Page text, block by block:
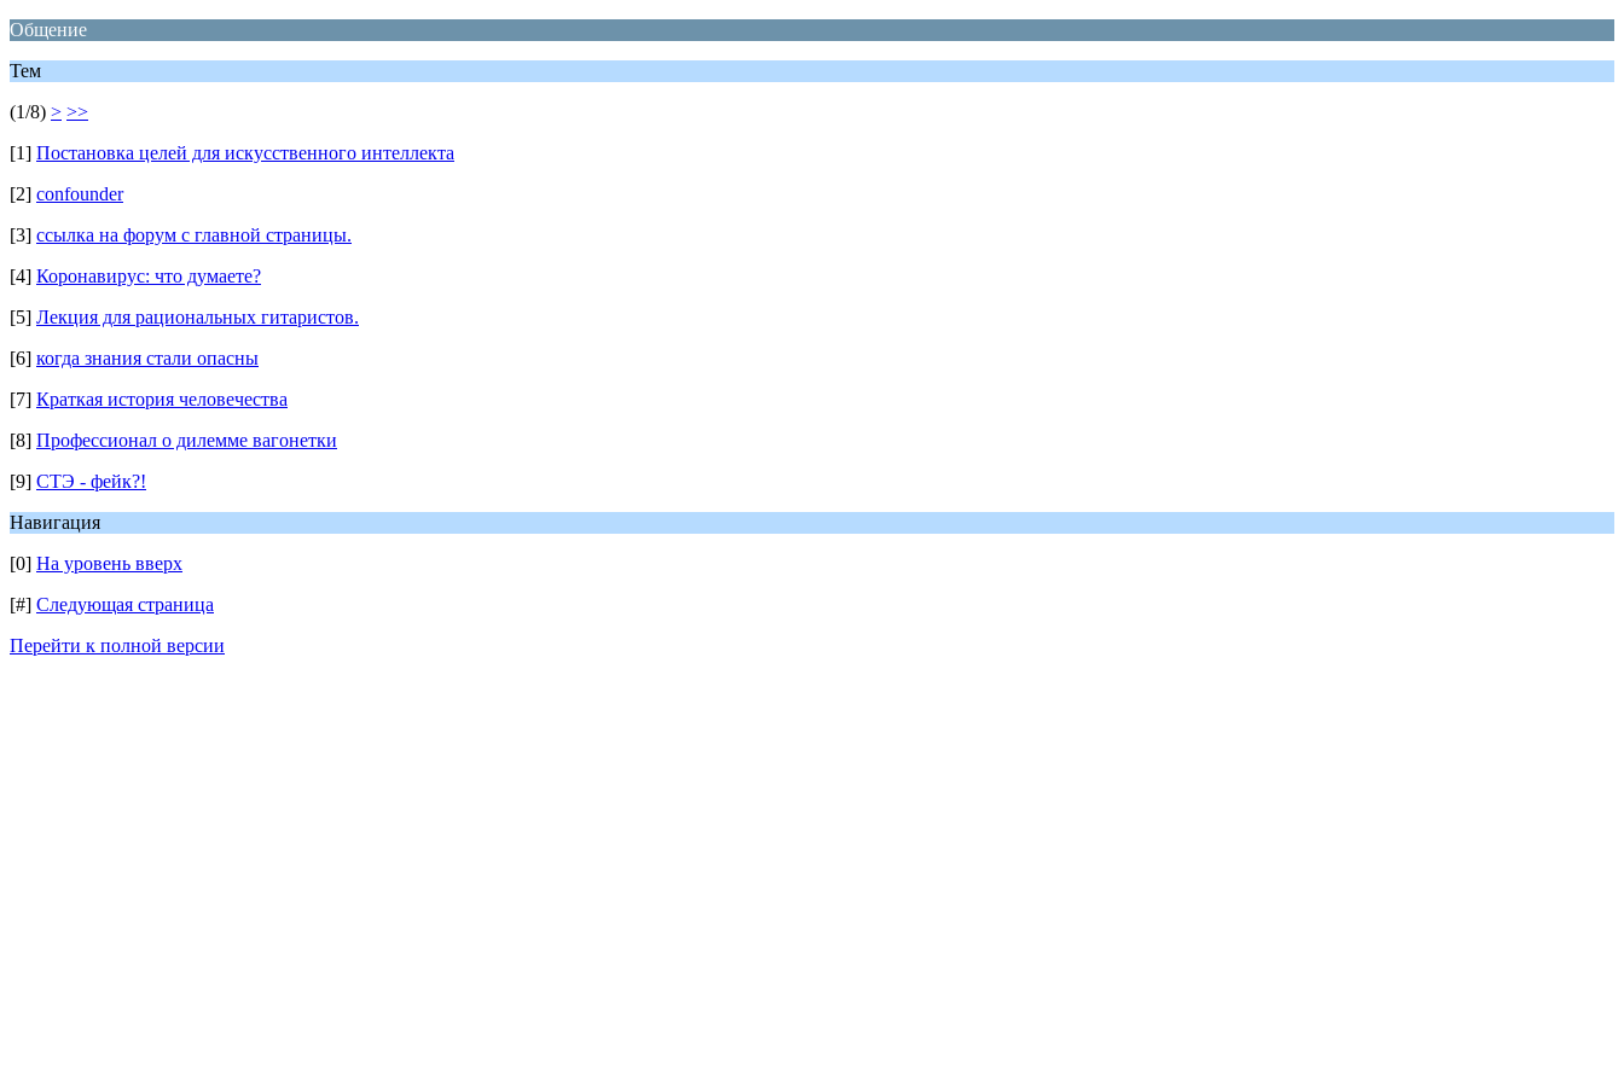
Общение
Тем
(1/8) > >>
[1] Постановка целей для искусственного интеллекта
[2] confounder
[3] ссылка на форум с главной страницы.
[4] Коронавирус: что думаете?
[5] Лекция для рациональных гитаристов.
[6] когда знания стали опасны
[7] Краткая история человечества
[8] Профессионал о дилемме вагонетки
[9] СТЭ - фейк?!
Навигация
[0] На уровень вверх
[#] Следующая страница
Перейти к полной версии